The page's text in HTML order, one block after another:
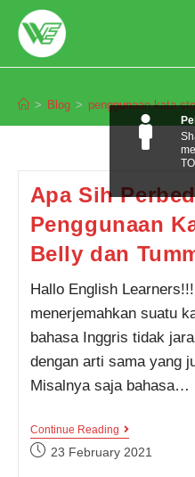
content
> Blog > penggunaan kata
Apa Sih
Penggunaan
Belly dan
Hallo English
menerjemahkan suatu
bahasa Inggris tidak
dengan arti sama yang
Misalnya saja bahasa…
Continue ReadingApa
Perbedaan
Post23 February 2021